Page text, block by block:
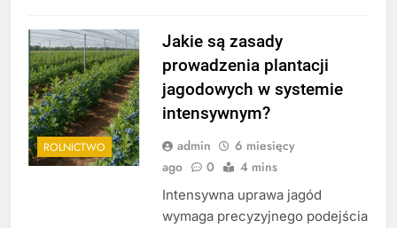
ROLNICTWO
Jakie są zasady
prowadzenia plantacji
jagodowych w systemie
intensywnym?
admin
6 miesięcy
ago
0 4 mins
Intensywna uprawa jagód
wymaga precyzyjnego podejścia